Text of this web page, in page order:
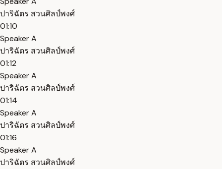
ปาริฉัตร สวนศิลป์พงศ์
01:10
Speaker A
ปาริฉัตร สวนศิลป์พงศ์
01:12
Speaker A
ปาริฉัตร สวนศิลป์พงศ์
01:14
Speaker A
ปาริฉัตร สวนศิลป์พงศ์
01:16
Speaker A
ปาริฉัตร สวนศิลป์พงศ์